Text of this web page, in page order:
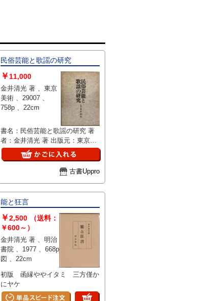
民俗芸能と歌謡の研究
￥ 11,000
金井清光 著 、東京
美術 、29007 、
758p 、22cm
書名：民俗芸能と歌謡の研究 著
者：金井清光 著 出版元：東京美
術 刊行年：1979/06/01 版表示：
説明：金井清光による『民俗芸能
と歌謡の研究』（東京美術刊、
当時の研究動向を踏まえつつ、地
域の伝統芸能や歌謡の特色を取り
上げており、学術的な興味を持つ
読者に向いているかもしれませ
ん。時代背景や資料の性質により
内容の詳細は限られますが、民俗
芸能に関する理解を深めるための
参考資料として活用できる可能性
があります。 状態：
古書Uppro
能と狂言
￥2,500
（送料：
￥600～）
金井清光 著 、明治
書院 、1977 、668p
図 、22cm
初版 函縁ややイタミ 三方僅か
にヤケ